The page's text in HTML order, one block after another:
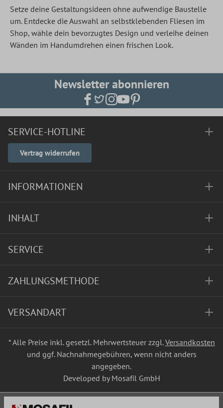
Setze deine Gestaltungsideen ohne aufwendige Baustelle
um. Entdecke die Auswahl an selbstklebenden Fliesen im
Shop, wähle dein bevorzugtes Design und verleihe deinen
Wänden im Handumdrehen einen frischen Look.
Newsletter abonnieren
SERVICE-HOTLINE
Vertrag widerrufen
INFORMATIONEN
INHALT
SERVICE
ZAHLUNGSMETHODE
VERSANDART
* Alle Preise inkl. gesetzl. Mehrwertsteuer zzgl.Versandkosten
und ggf. Nachnahmegebühren, wenn nicht anders
angegeben.
Developed by Mosafil GmbH